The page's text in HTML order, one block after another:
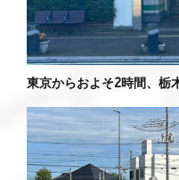
東京からおよそ2時間、栃